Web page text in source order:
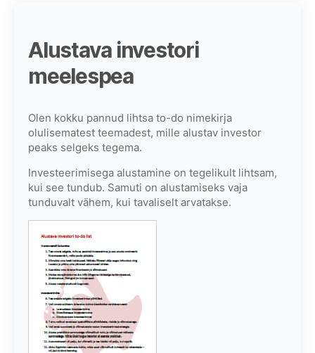
Alustava investori
meelespea
Olen kokku pannud lihtsa to-do nimekirja
olulisematest teemadest, mille alustav investor
peaks selgeks tegema.
Investeerimisega alustamine on tegelikult lihtsam,
kui see tundub. Samuti on alustamiseks vaja
tunduvalt vähem, kui tavaliselt arvatakse.